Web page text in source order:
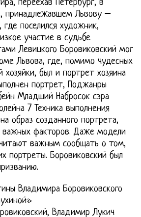
переехав Петербург, в
принадлежавшем Львову –
поселился художник,
участие в судьбе
Левицкого Боровиковский мог
Львова, где, помимо чудесных
был и портрет хозяина
портрет, Поджанры
Младший Набросок сэра
7 Техника выполнения
образ созданного портрета,
важных факторов. Даже модели
важным сообщать о том,
портреты. Боровиковский был
Владимира Боровиковского
Владимир Лукич